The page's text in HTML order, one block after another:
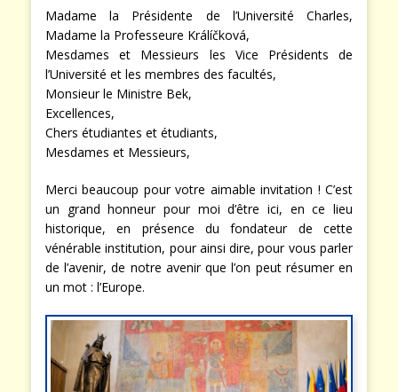
Madame la Présidente de l’Université Charles,
Madame la Professeure Králíčková,
Mesdames et Messieurs les Vice Présidents de
l’Université et les membres des facultés,
Monsieur le Ministre Bek,
Excellences,
Chers étudiantes et étudiants,
Mesdames et Messieurs,
Merci beaucoup pour votre aimable invitation ! C’est
un grand honneur pour moi d’être ici, en ce lieu
historique, en présence du fondateur de cette
vénérable institution, pour ainsi dire, pour vous parler
de l’avenir, de notre avenir que l’on peut résumer en
un mot : l’Europe.